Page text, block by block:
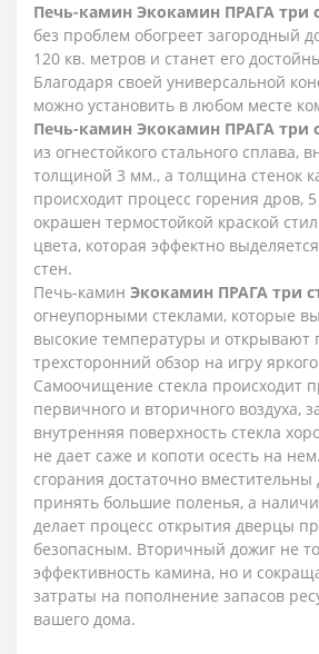
Печь-камин Экокамин ПРАГА три
без проблем обогреет загородный
120 кв. метров и станет его
Благодаря своей универсальной
можно установить в любом месте
Печь-камин Экокамин ПРАГА три
из огнестойкого стального сплава,
толщиной 3 мм., а толщина стенок
происходит процесс горения дров,
окрашен термостойкой краской
цвета, которая эффектно
стен.
Печь-камин Экокамин ПРАГА три
огнеупорными стеклами, которые
высокие температуры и
трехсторонний обзор на игру
Самоочищение стекла происходит
первичного и вторичного воздуха,
внутренняя поверхность стекла
не дает саже и копоти осесть на
сгорания достаточно вместительны
принять большие поленья, а
делает процесс открытия дверцы
безопасным. Вторичный дожиг не
эффективность камина, но и
затраты на пополнение запасов
вашего дома.